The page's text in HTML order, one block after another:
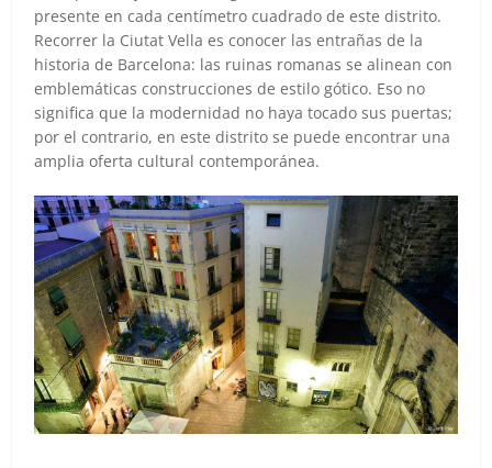
presente en cada centímetro cuadrado de este distrito.
Recorrer la Ciutat Vella es conocer las entrañas de la
historia de Barcelona: las ruinas romanas se alinean con
emblemáticas construcciones de estilo gótico. Eso no
significa que la modernidad no haya tocado sus puertas;
por el contrario, en este distrito se puede encontrar una
amplia oferta cultural contemporánea.